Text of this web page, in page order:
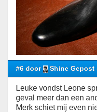
#6 door Shine Gepost
Leuke vondst Leone
geval meer dan een
Merk schiet mij even